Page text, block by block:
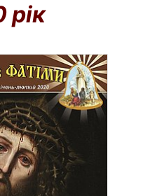
рік